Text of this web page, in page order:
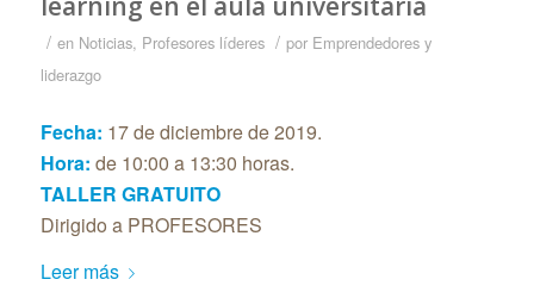
/ en Noticias, Profesores líderes / por Emprendedores y
liderazgo
Fecha: 17 de diciembre de 2019.
Hora: de 10:00 a 13:30 horas.
TALLER GRATUITO
Dirigido a PROFESORES
Leer más